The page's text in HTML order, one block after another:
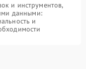
и инструментов,
данными:
и